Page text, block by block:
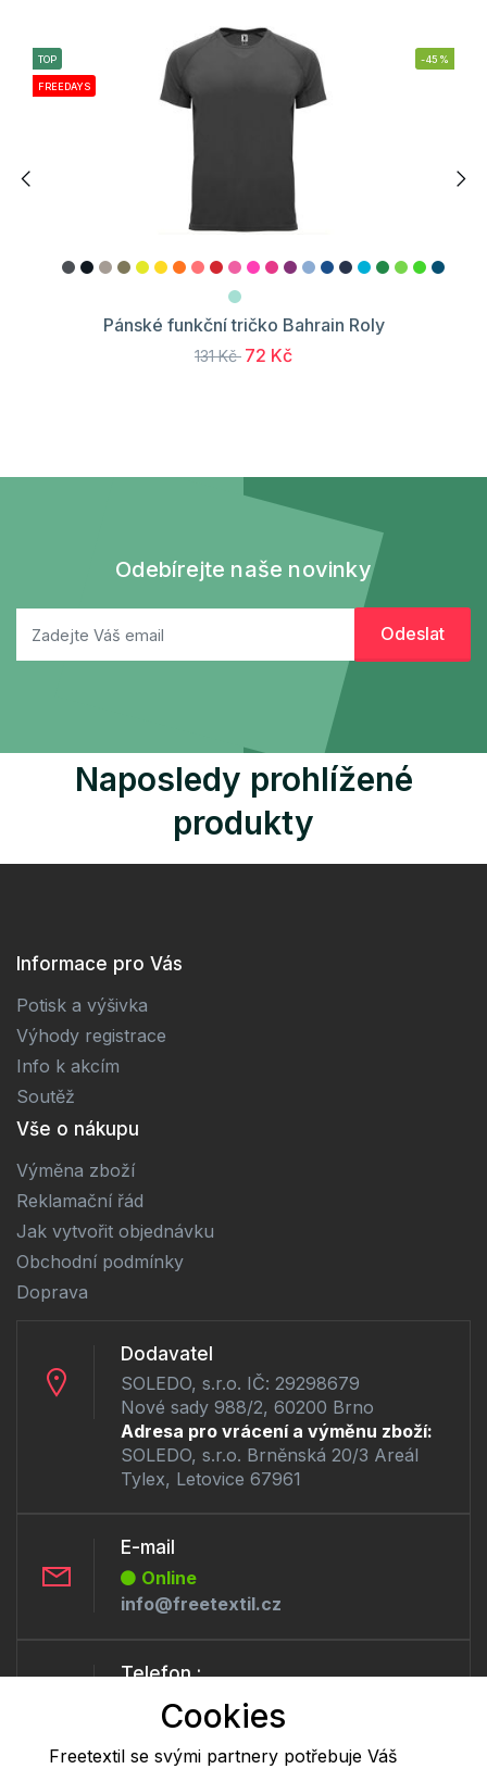
TOP
FREEDAYS
-45%
Pánské funkční tričko Bahrain Roly
131 Kč 72 Kč
Odebírejte naše novinky
Naposledy prohlížené
produkty
Informace pro Vás
Potisk a výšivka
Výhody registrace
Info k akcím
Soutěž
Vše o nákupu
Výměna zboží
Reklamační řád
Jak vytvořit objednávku
Obchodní podmínky
Doprava
Dodavatel
SOLEDO, s.r.o. IČ: 29298679
Nové sady 988/2, 60200 Brno
Adresa pro vrácení a výměnu zboží:
SOLEDO, s.r.o. Brněnská 20/3 Areál
Tylex, Letovice 67961
E-mail
Online
info@freetextil.cz
Telefon :
Offline
+420 530 334 460
Cookies
Freetextil se svými partnery potřebuje Váš